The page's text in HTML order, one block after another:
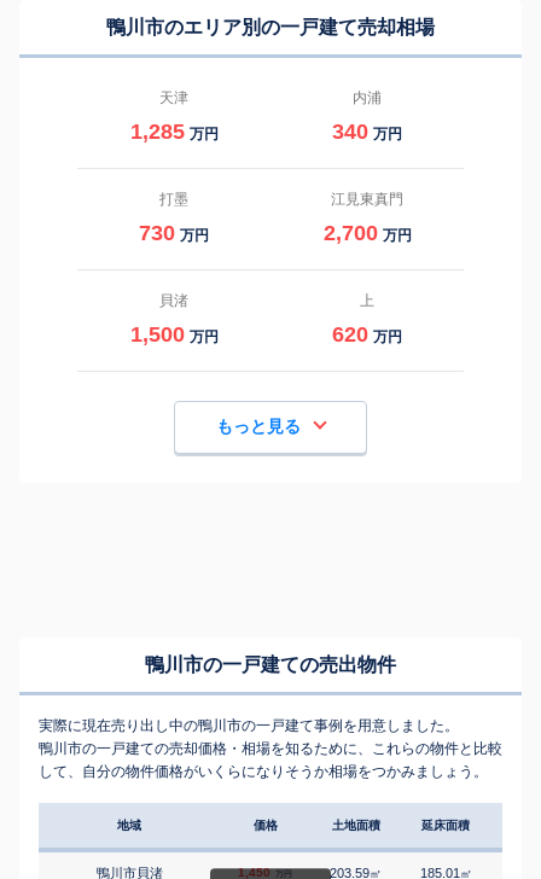
鴨川市のエリア別の一戸建て売却相場
天津
1,285 万円
内浦
340 万円
打墨
730 万円
江見東真門
2,700 万円
貝渚
1,500 万円
上
620 万円
もっと見る
鴨川市の一戸建ての売出物件
実際に現在売り出し中の鴨川市の一戸建て事例を用意しました。
鴨川市の一戸建ての売却価格・相場を知るために、これらの物件と比較
して、自分の物件価格がいくらになりそうか相場をつかみましょう。
地域 価格 土地面積 延床面積
鴨川市貝渚 1,450 万円 203.59㎡ 185.01 ㎡